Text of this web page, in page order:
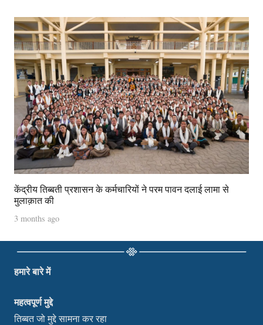
केंद्रीय तिब्बती प्रशासन के कर्मचारियों ने परम पावन दलाई लामा से
मुलाक़ात की
3 months ago
हमारे बारे में
महत्वपूर्ण मुद्दे
तिब्बत जो मुद्दे सामना कर रहा